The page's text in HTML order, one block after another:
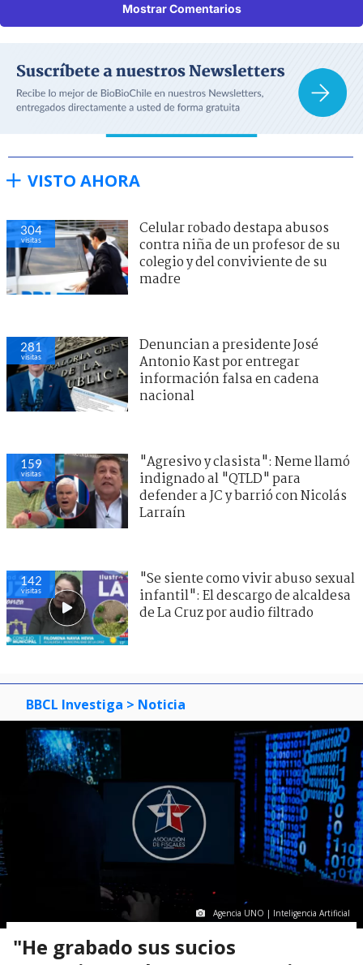
Mostrar Comentarios
VISTO AHORA
304
visitas
Celular robado destapa abusos
contra niña de un profesor de su
colegio y del conviviente de su
madre
281
visitas
Denuncian a presidente José
Antonio Kast por entregar
información falsa en cadena
nacional
159
visitas
"Agresivo y clasista": Neme llamó
indignado al "QTLD" para
defender a JC y barrió con Nicolás
Larraín
142
visitas
"Se siente como vivir abuso sexual
infantil": El descargo de alcaldesa
de La Cruz por audio filtrado
BBCL Investiga > Noticia
Agencia UNO | Inteligencia Artificial
"He grabado sus sucios